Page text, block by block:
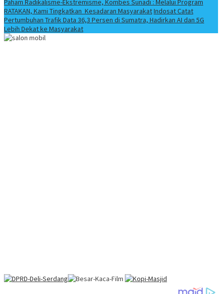
Paham Radikalisme-Ekstremisme, Kombes Sunadi : Melalui Program
RATAKAN, Kami Tingkatkan Kesadaran MasyarakatIndosat Catat
Pertumbuhan Trafik Data 36,3 Persen di Sumatra, Hadirkan AI dan 5G
Lebih Dekat ke Masyarakat